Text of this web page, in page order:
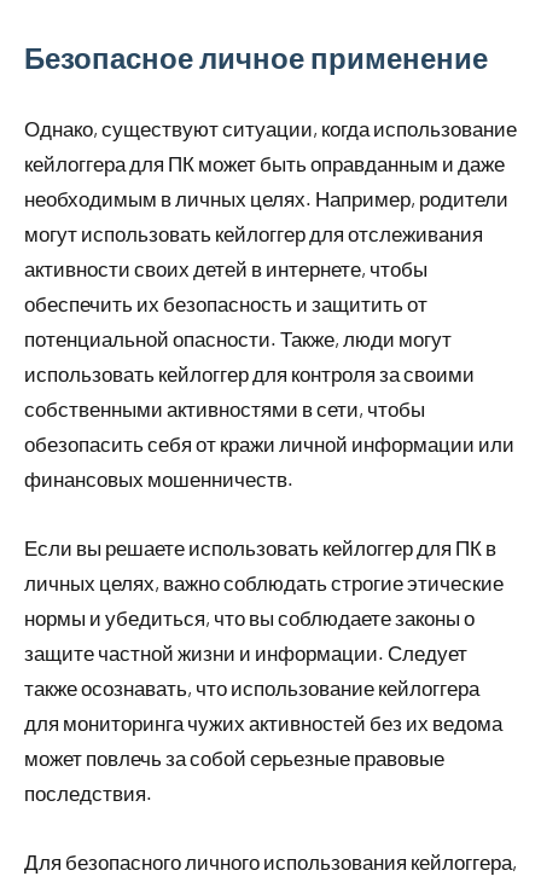
Безопасное личное применение
Однако, существуют ситуации, когда использование
кейлоггера для ПК может быть оправданным и даже
необходимым в личных целях. Например, родители
могут использовать кейлоггер для отслеживания
активности своих детей в интернете, чтобы
обеспечить их безопасность и защитить от
потенциальной опасности. Также, люди могут
использовать кейлоггер для контроля за своими
собственными активностями в сети, чтобы
обезопасить себя от кражи личной информации или
финансовых мошенничеств.
Если вы решаете использовать кейлоггер для ПК в
личных целях, важно соблюдать строгие этические
нормы и убедиться, что вы соблюдаете законы о
защите частной жизни и информации. Следует
также осознавать, что использование кейлоггера
для мониторинга чужих активностей без их ведома
может повлечь за собой серьезные правовые
последствия.
Для безопасного личного использования кейлоггера,